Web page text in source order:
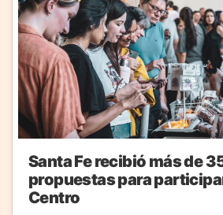
Santa Fe recibió más de
propuestas para
Centro